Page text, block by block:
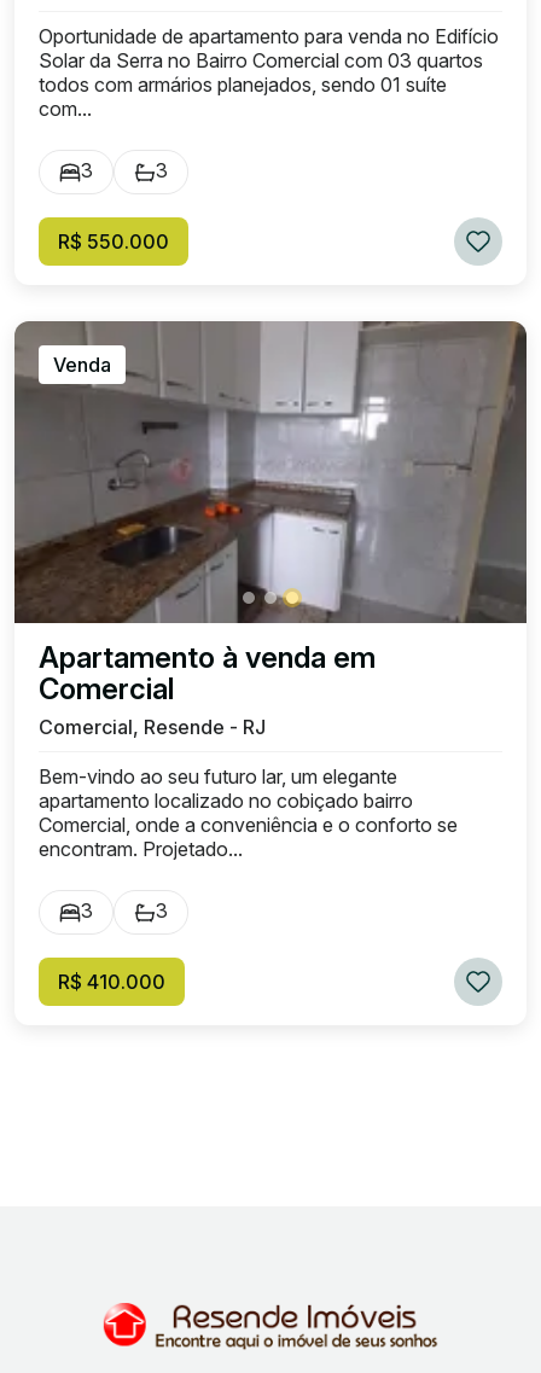
Oportunidade de apartamento para venda no Edifício
Solar da Serra no Bairro Comercial com 03 quartos
todos com armários planejados, sendo 01 suíte
com...
3 3
R$ 550.000
Venda
Apartamento à venda em
Comercial
Comercial, Resende - RJ
Bem-vindo ao seu futuro lar, um elegante
apartamento localizado no cobiçado bairro
Comercial, onde a conveniência e o conforto se
encontram. Projetado...
3 3
R$ 410.000